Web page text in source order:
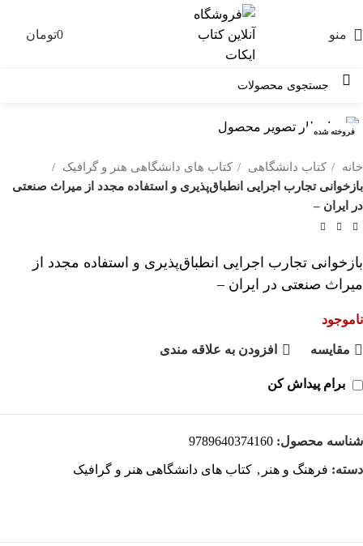
منو 0تومان
فروخته شده
خانه کتاب دانشگاهی
کتاب های دانشگاهی هنر و گرافیک
بازخوانی تجارب اجرایی انطباق‌پذیری و استفاده مجدد از میراث صنعتی
در ایران –
بازخوانی تجارب اجرایی انطباق‌پذیری و استفاده مجدد از
میراث صنعتی در ایران –
ناموجود
مقايسه افزودن به علاقه مندی
برام پیداش کن
شناسه محصول: 9789640374160
دسته: فرهنگ و هنر , کتاب های دانشگاهی هنر و گرافیک